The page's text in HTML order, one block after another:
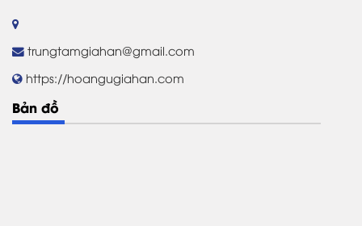
trungtamgiahan@gmail.com
https://hoangugiahan.com
Bản đồ